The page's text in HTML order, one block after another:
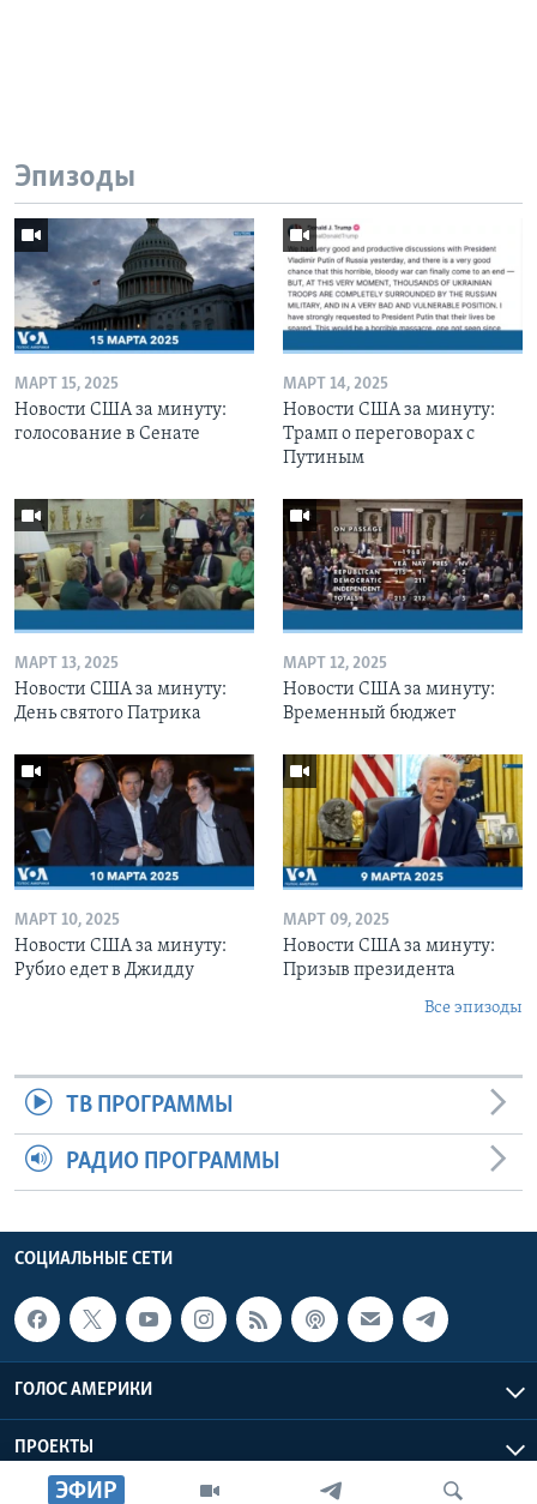
ЭФИР
Эпизоды
МАРТ 15, 2025
Новости США за минуту:
голосование в Сенате
МАРТ 14, 2025
Новости США за минуту:
Трамп о переговорах с
Путиным
МАРТ 13, 2025
Новости США за минуту:
День святого Патрика
МАРТ 12, 2025
Новости США за минуту:
Временный бюджет
МАРТ 10, 2025
Новости США за минуту:
Рубио едет в Джидду
МАРТ 09, 2025
Новости США за минуту:
Призыв президента
Все эпизоды
ТВ ПРОГРАММЫ
РАДИО ПРОГРАММЫ
СОЦИАЛЬНЫЕ СЕТИ
ГОЛОС АМЕРИКИ
ПРОЕКТЫ